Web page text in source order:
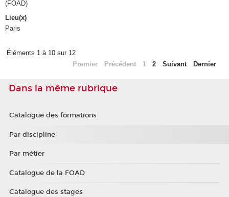
(FOAD)
Lieu(x)
Paris
Éléments 1 à 10 sur 12
Premier
Précédent 1 2 Suivant Dernier
Dans la même rubrique
Catalogue des formations
Par discipline
Par métier
Catalogue de la FOAD
Catalogue des stages